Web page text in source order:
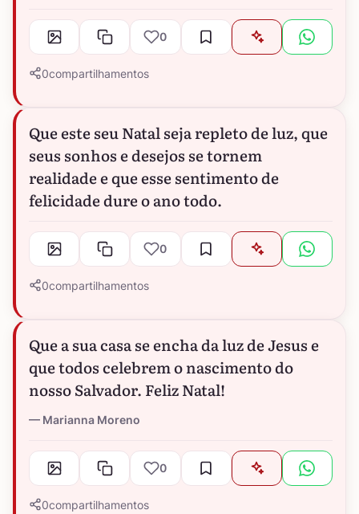
0
0compartilhamentos
Que este seu Natal seja repleto de luz, que
seus sonhos e desejos se tornem
realidade e que esse sentimento de
felicidade dure o ano todo.
0
0compartilhamentos
Que a sua casa se encha da luz de Jesus e
que todos celebrem o nascimento do
nosso Salvador. Feliz Natal!
Marianna Moreno
0
0compartilhamentos